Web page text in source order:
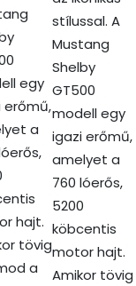
egy
erőmű,
a
hajt.
tövig
a
stílussal. A
Mustang
Shelby
GT500
modell egy
igazi erőmű,
amelyet a
760 lóerős,
5200
köbcentis
motor hajt.
Amikor tövig